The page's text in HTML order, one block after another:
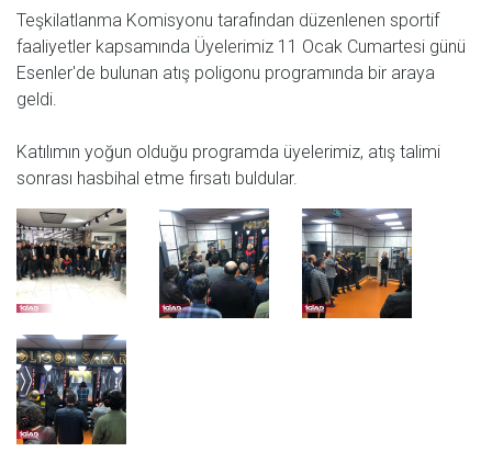
Teşkilatlanma Komisyonu tarafından düzenlenen sportif
faaliyetler kapsamında Üyelerimiz 11 Ocak Cumartesi günü
Esenler'de bulunan atış poligonu programında bir araya
geldi.
Katılımın yoğun olduğu programda üyelerimiz, atış talimi
sonrası hasbihal etme fırsatı buldular.